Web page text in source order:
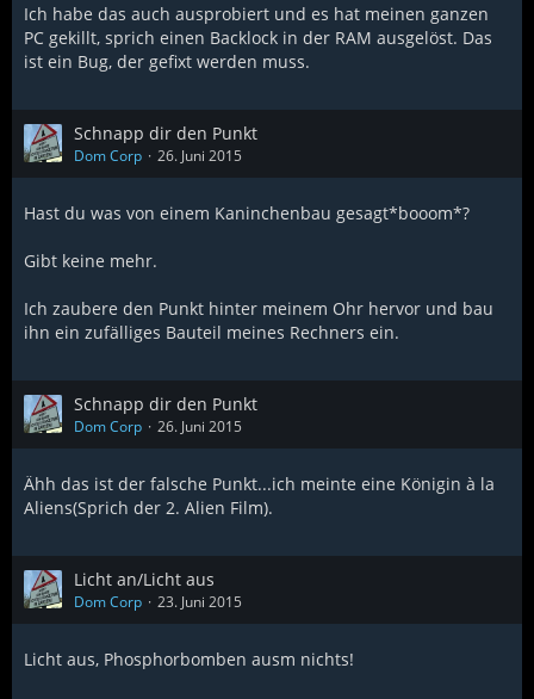
Ich habe das auch ausprobiert und es hat meinen ganzen
PC gekillt, sprich einen Backlock in der RAM ausgelöst. Das
ist ein Bug, der gefixt werden muss.
Schnapp dir den Punkt
Dom Corp 26. Juni 2015
Hast du was von einem Kaninchenbau gesagt*booom*?
Gibt keine mehr.
Ich zaubere den Punkt hinter meinem Ohr hervor und bau
ihn ein zufälliges Bauteil meines Rechners ein.
Schnapp dir den Punkt
Dom Corp 26. Juni 2015
Ähh das ist der falsche Punkt...ich meinte eine Königin à la
Aliens(Sprich der 2. Alien Film).
Licht an/Licht aus
Dom Corp 23. Juni 2015
Licht aus, Phosphorbomben ausm nichts!